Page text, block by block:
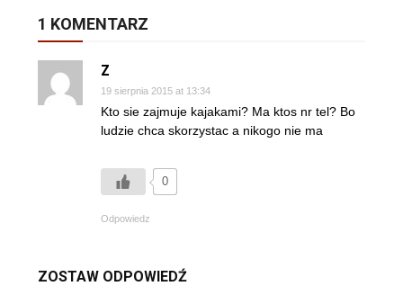
1 KOMENTARZ
Z
19 sierpnia 2015 at 13:34
Kto sie zajmuje kajakami? Ma ktos nr tel? Bo
ludzie chca skorzystac a nikogo nie ma
0
Odpowiedz
ZOSTAW ODPOWIEDŹ